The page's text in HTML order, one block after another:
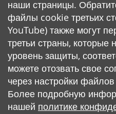
наши страницы.
файлы cookie третьих
YouTube) также могут
третьи страны, которые
уровень защиты,
можете отозвать свое
через настройки
Более подробную
нашей политике